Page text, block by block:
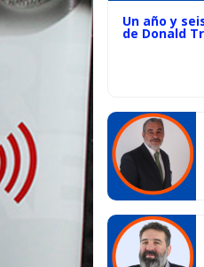
Un año y
de Donald